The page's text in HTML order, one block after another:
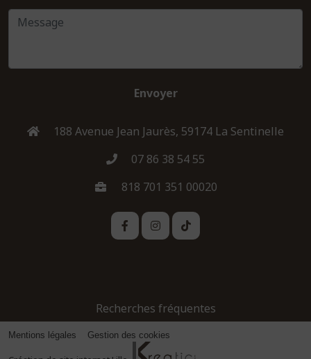
Envoyer
188 Avenue Jean Jaurès, 59174 La Sentinelle
07 86 38 54 55
818 701 351 00020
Recherches fréquentes
Mentions légales Gestion des cookies